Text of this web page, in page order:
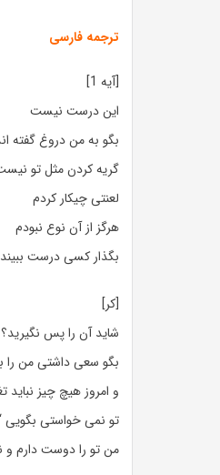
ترجمه فارسی
[آیه 1]
این درست نیست
بگو به من دروغ گفته
گریه کردن مثل تو
لعنتی چیکار کردم
هرگز از آن نوع نبودم
بگذار کسی درست
[کر]
شاید آن را پس نگیرید؟
بگو سعی داشتی من را
و امروز هیچ چیز نباید
تو نمی خواستی بگویی
من تو را دوست دارم و